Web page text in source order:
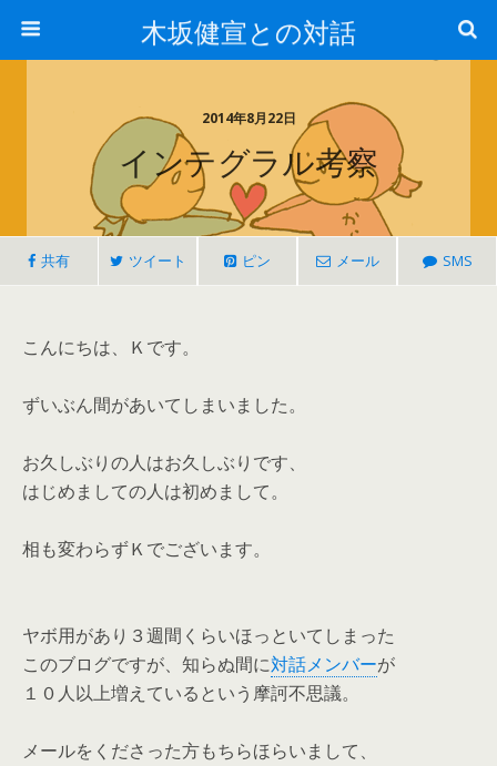
木坂健宣との対話
2014年8月22日
インテグラル考察
共有 ツイート ピン メール SMS
こんにちは、Ｋです。
ずいぶん間があいてしまいました。
お久しぶりの人はお久しぶりです、
はじめましての人は初めまして。
相も変わらずＫでございます。
ヤボ用があり３週間くらいほっといてしまった
このブログですが、知らぬ間に対話メンバーが
１０人以上増えているという摩訶不思議。
メールをくださった方もちらほらいまして、